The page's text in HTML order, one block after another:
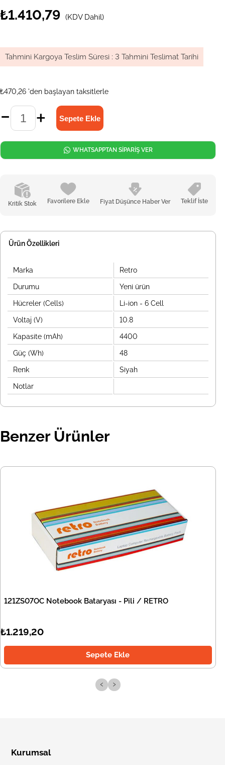
₺1.410,79 (KDV Dahil)
Tahmini Kargoya Teslim Süresi : 3 Tahmini Teslimat Tarihi
₺470,26 'den başlayan taksitlerle
Kritik Stok Favorilere Ekle Fiyat Düşünce Haber Ver Teklif İste
WHATSAPPTAN SİPARİŞ VER
Ürün Özellikleri
Marka Retro
Durumu Yeni ürün
Hücreler (Cells) Li-ion - 6 Cell
Voltaj (V) 10.8
Kapasite (mAh) 4400
Güç (Wh) 48
Renk Siyah
Notlar
Benzer Ürünler
121ZS07OC Notebook Bataryası - Pili / RETRO
₺1.219,20
Sepete Ekle
‹ ›
Kurumsal